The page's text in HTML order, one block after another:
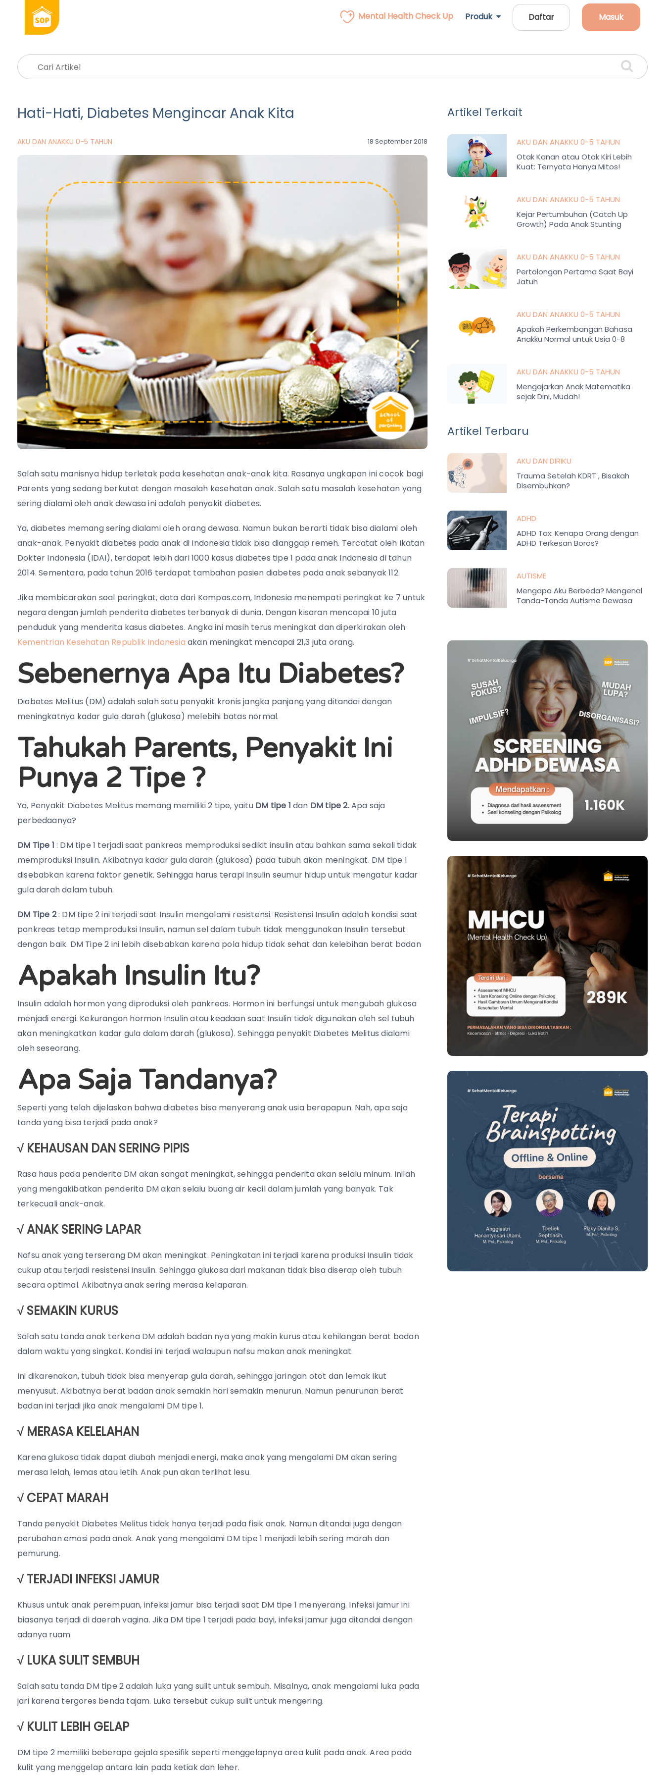
Mental Health Check Up Produk Daftar Masuk
Hati-Hati, Diabetes Mengincar Anak Kita
AKU DAN ANAKKU 0-5 TAHUN 18 September 2018
Salah satu manisnya hidup terletak pada kesehatan anak-anak kita. Rasanya ungkapan ini cocok bagi
Parents yang sedang berkutat dengan masalah kesehatan anak. Salah satu masalah kesehatan yang
sering dialami oleh anak dewasa ini adalah penyakit diabetes.
Ya, diabetes memang sering dialami oleh orang dewasa. Namun bukan berarti tidak bisa dialami oleh
anak-anak. Penyakit diabetes pada anak di Indonesia tidak bisa dianggap remeh. Tercatat oleh Ikatan
Dokter Indonesia (IDAI), terdapat lebih dari 1000 kasus diabetes tipe 1 pada anak Indonesia di tahun
2014. Sementara, pada tahun 2016 terdapat tambahan pasien diabetes pada anak sebanyak 112.
Jika membicarakan soal peringkat, data dari Kompas.com, Indonesia menempati peringkat ke 7 untuk
negara dengan jumlah penderita diabetes terbanyak di dunia. Dengan kisaran mencapai 10 juta
penduduk yang menderita kasus diabetes. Angka ini masih terus meningkat dan diperkirakan oleh
Kementrian Kesehatan Republik Indonesia akan meningkat mencapai 21,3 juta orang.
Sebenernya Apa Itu Diabetes?
Diabetes Melitus (DM) adalah salah satu penyakit kronis jangka panjang yang ditandai dengan
meningkatnya kadar gula darah (glukosa) melebihi batas normal.
Tahukah Parents, Penyakit Ini
Punya 2 Tipe ?
Ya, Penyakit Diabetes Melitus memang memiliki 2 tipe, yaitu DM tipe 1 dan DM tipe 2.Apa saja
perbedaanya?
DM Tipe 1 : DM tipe 1 terjadi saat pankreas memproduksi sedikit insulin atau bahkan sama sekali tidak
memproduksi Insulin. Akibatnya kadar gula darah (glukosa) pada tubuh akan meningkat. DM tipe 1
disebabkan karena faktor genetik. Sehingga harus terapi Insulin seumur hidup untuk mengatur kadar
gula darah dalam tubuh.
DM Tipe 2: DM tipe 2 ini terjadi saat Insulin mengalami resistensi. Resistensi Insulin adalah kondisi saat
pankreas tetap memproduksi Insulin, namun sel dalam tubuh tidak menggunakan Insulin tersebut
dengan baik. DM Tipe 2 ini lebih disebabkan karena pola hidup tidak sehat dan kelebihan berat badan
Apakah Insulin Itu?
Insulin adalah hormon yang diproduksi oleh pankreas. Hormon ini berfungsi untuk mengubah glukosa
menjadi energi. Kekurangan hormon Insulin atau keadaan saat Insulin tidak digunakan oleh sel tubuh
akan meningkatkan kadar gula dalam darah (glukosa). Sehingga penyakit Diabetes Melitus dialami
oleh seseorang.
Apa Saja Tandanya?
Seperti yang telah dijelaskan bahwa diabetes bisa menyerang anak usia berapapun. Nah, apa saja
tanda yang bisa terjadi pada anak?
√ KEHAUSAN DAN SERING PIPIS
Rasa haus pada penderita DM akan sangat meningkat, sehingga penderita akan selalu minum. Inilah
yang mengakibatkan penderita DM akan selalu buang air kecil dalam jumlah yang banyak. Tak
terkecuali anak-anak.
√ ANAK SERING LAPAR
Nafsu anak yang terserang DM akan meningkat. Peningkatan ini terjadi karena produksi Insulin tidak
cukup atau terjadi resistensi Insulin. Sehingga glukosa dari makanan tidak bisa diserap oleh tubuh
secara optimal. Akibatnya anak sering merasa kelaparan.
√ SEMAKIN KURUS
Salah satu tanda anak terkena DM adalah badan nya yang makin kurus atau kehilangan berat badan
dalam waktu yang singkat. Kondisi ini terjadi walaupun nafsu makan anak meningkat.
Ini dikarenakan, tubuh tidak bisa menyerap gula darah, sehingga jaringan otot dan lemak ikut
menyusut. Akibatnya berat badan anak semakin hari semakin menurun. Namun penurunan berat
badan ini terjadi jika anak mengalami DM tipe 1.
√ MERASA KELELAHAN
Karena glukosa tidak dapat diubah menjadi energi, maka anak yang mengalami DM akan sering
merasa lelah, lemas atau letih. Anak pun akan terlihat lesu.
√ CEPAT MARAH
Tanda penyakit Diabetes Melitus tidak hanya terjadi pada fisik anak. Namun ditandai juga dengan
perubahan emosi pada anak. Anak yang mengalami DM tipe 1 menjadi lebih sering marah dan
pemurung.
√ TERJADI INFEKSI JAMUR
Khusus untuk anak perempuan, infeksi jamur bisa terjadi saat DM tipe 1 menyerang. Infeksi jamur ini
biasanya terjadi di daerah vagina. Jika DM tipe 1 terjadi pada bayi, infeksi jamur juga ditandai dengan
adanya ruam.
√ LUKA SULIT SEMBUH
Salah satu tanda DM tipe 2 adalah luka yang sulit untuk sembuh. Misalnya, anak mengalami luka pada
jari karena tergores benda tajam. Luka tersebut cukup sulit untuk mengering.
√ KULIT LEBIH GELAP
DM tipe 2 memiliki beberapa gejala spesifik seperti menggelapnya area kulit pada anak. Area pada
kulit yang menggelap antara lain pada ketiak dan leher.
Artikel Terkait
AKU DAN ANAKKU 0-5 TAHUN
Otak Kanan atau Otak Kiri Lebih
Kuat: Ternyata Hanya Mitos!
AKU DAN ANAKKU 0-5 TAHUN
Kejar Pertumbuhan (Catch Up
Growth) Pada Anak Stunting
AKU DAN ANAKKU 0-5 TAHUN
Pertolongan Pertama Saat Bayi
Jatuh
AKU DAN ANAKKU 0-5 TAHUN
Apakah Perkembangan Bahasa
Anakku Normal untuk Usia 0-8
AKU DAN ANAKKU 0-5 TAHUN
Mengajarkan Anak Matematika
sejak Dini, Mudah!
Artikel Terbaru
AKU DAN DIRIKU
Trauma Setelah KDRT , Bisakah
Disembuhkan?
ADHD
ADHD Tax: Kenapa Orang dengan
ADHD Terkesan Boros?
AUTISME
Mengapa Aku Berbeda? Mengenal
Tanda-Tanda Autisme Dewasa